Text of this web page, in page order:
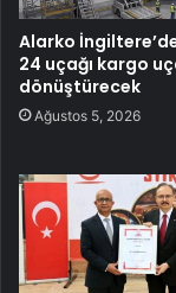
Alarko
24 uçağı kargo
dönüştürecek
Ağustos 5, 2026